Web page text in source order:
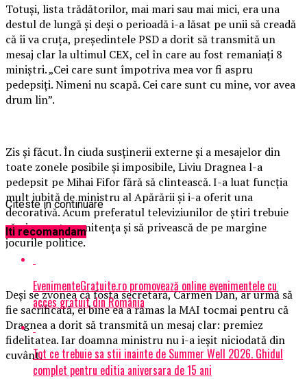
Totuşi, lista trădătorilor, mai mari sau mai mici, era una
destul de lungă şi deşi o perioadă i-a lăsat pe unii să creadă
că îi va cruţa, preşedintele PSD a dorit să transmită un
mesaj clar la ultimul CEX, cel în care au fost remaniaţi 8
miniştri. „Cei care sunt împotriva mea vor fi aspru
pedepsiţi. Nimeni nu scapă. Cei care sunt cu mine, vor avea
drum lin”.
Zis şi făcut. În ciuda susţinerii externe şi a mesajelor din
toate zonele posibile şi imposibile, Liviu Dragnea l-a
pedepsit pe Mihai Fifor fără să clintească. I-a luat funcţia
mult iubită de ministru al Apărării şi i-a oferit una
decorativă. Acum preferatul televiziunilor de ştiri trebuie
să-şi execute penitenţa şi să privească de pe margine
jocurile politice.
Deşi se zvonea că fosta secretară, Carmen Dan, ar urmă să
fie sacrificată, ei bine ea a rămas la MAI tocmai pentru că
Dragnea a dorit să transmită un mesaj clar: premiez
fidelitatea. Iar doamna ministru nu i-a ieşit niciodată din
cuvânt.
Citeste in continuare
Iti recomandam
EvenimenteGratuite.ro promovează online evenimentele cu
acces gratuit din România
Tot ce trebuie sa stii inainte de Summer Well 2026. Ghidul
complet pentru editia aniversara de 15 ani